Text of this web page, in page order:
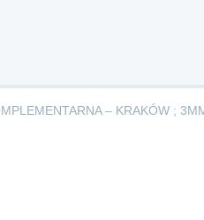
– KRAKÓW ;